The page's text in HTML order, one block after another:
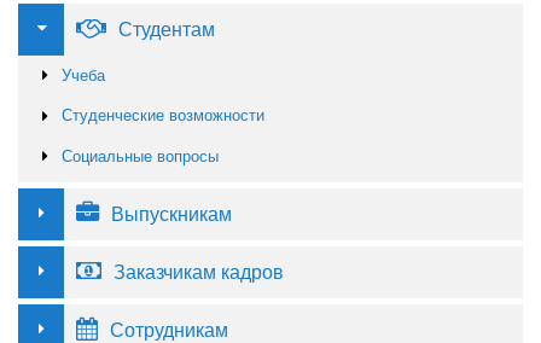
Студентам
Учеба
Студенческие возможности
Социальные вопросы
Выпускникам
Заказчикам кадров
Сотрудникам